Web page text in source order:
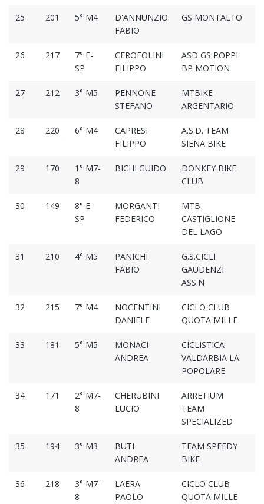
25 201 5° M4
D'ANNUNZIO
FABIO
GS MONTALTO
26 217
7° E-
SP
CEROFOLINI
FILIPPO
ASD GS POPPI
BP MOTION
27 212 3° M5
PENNONE
STEFANO
MTBIKE
ARGENTARIO
28 220 6° M4
CAPRESI
FILIPPO
A.S.D. TEAM
SIENA BIKE
29 170
1° M7-
8
BICHI GUIDO
DONKEY BIKE
CLUB
30 149
8° E-
SP
MORGANTI
FEDERICO
MTB
CASTIGLIONE
DEL LAGO
31 210 4° M5
PANICHI
FABIO
G.S.CICLI
GAUDENZI
ASS.N
32 215 7° M4
NOCENTINI
DANIELE
CICLO CLUB
QUOTA MILLE
33 181 5° M5
MONACI
ANDREA
CICLISTICA
VALDARBIA LA
POPOLARE
34 171
2° M7-
8
CHERUBINI
LUCIO
ARRETIUM
TEAM
SPECIALIZED
35 194 3° M3
BUTI
ANDREA
TEAM SPEEDY
BIKE
36 218
3° M7-
8
LAERA
PAOLO
CICLO CLUB
QUOTA MILLE